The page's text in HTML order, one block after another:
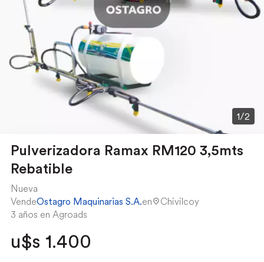
1/2
Pulverizadora Ramax RM120 3,5mts
Rebatible
Nueva
VendeOstagro Maquinarias S.A.en
Chivilcoy
3 años en Agroads
u$s 1.400